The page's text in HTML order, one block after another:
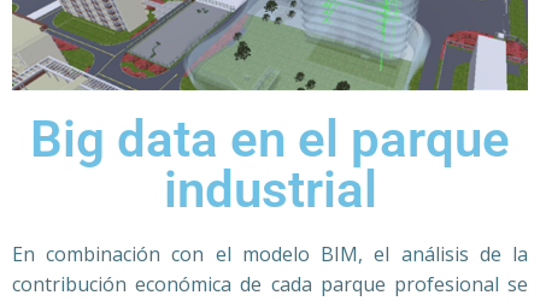
Big data en el parque
industrial
En combinación con el modelo BIM, el análisis de la
contribución económica de cada parque profesional se